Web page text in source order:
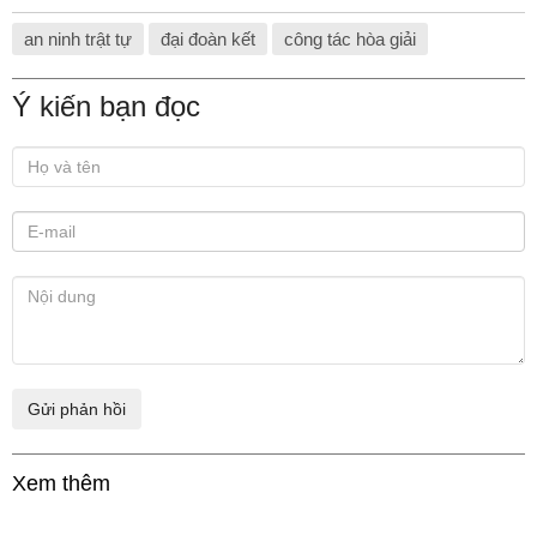
an ninh trật tự đại đoàn kết công tác hòa giải
Ý kiến bạn đọc
Xem thêm